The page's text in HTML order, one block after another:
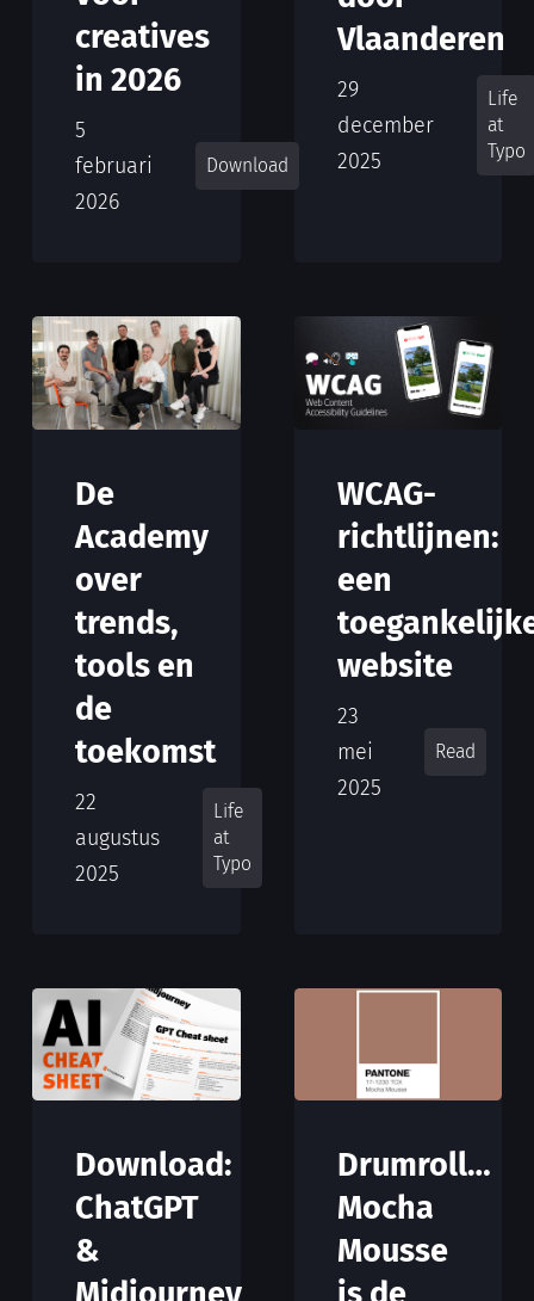
creatives
in 2026
5
februari
2026
Download
Vlaanderen
29
december
2025
Life
at
Typo
De
Academy
over
trends,
tools en
de
toekomst
22
augustus
2025
Life
at
Typo
WCAG-
richtlijnen:
een
website
23
mei
2025
Read
Download:
ChatGPT
&
Drumroll…
Mocha
Mousse